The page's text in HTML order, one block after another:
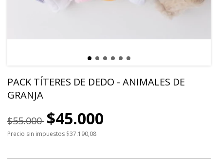
PACK TÍTERES DE DEDO - ANIMALES DE
GRANJA
$55.000 $45.000
Precio sin impuestos $37.190,08